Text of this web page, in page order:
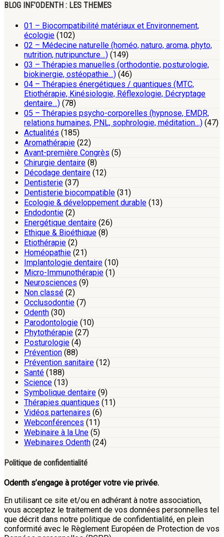
BLOG INF’ODENTH : LES THEMES
01 – Biocompatibilité matériaux et Environnement,
écologie (102)
02 – Médecine naturelle (homéo, naturo, aroma, phyto,
nutrition, nutripuncture…) (149)
03 – Thérapies manuelles (orthodontie, posturologie,
biokinergie, ostéopathie…) (46)
04 – Thérapies énergétiques / quantiques (MTC,
Etiothérapie, Kinésiologie, Réflexologie, Décryptage
dentaire…) (78)
05 – Thérapies psycho-corporelles (hypnose, EMDR,
relations humaines, PNL, sophrologie, méditation…) (47)
Actualités (185)
Aromathérapie (22)
Avant-première Congrès (5)
Chirurgie dentaire (8)
Décodage dentaire (12)
Dentisterie (37)
Dentisterie biocompatible (31)
Ecologie & développement durable (13)
Endodontie (2)
Energétique dentaire (26)
Ethique & Bioéthique (8)
Etiothérapie (2)
Homéopathie (21)
Implantologie dentaire (10)
Micro-Immunothérapie (1)
Neurosciences (9)
Non classé (2)
Occlusodontie (7)
Odenth (30)
Parodontologie (10)
Phytothérapie (27)
Posturologie (4)
Prévention (88)
Prévention sanitaire (12)
Santé (188)
Science (13)
Symbolique dentaire (9)
Thérapies quantiques (11)
Vidéos partenaires (6)
Webconférences (11)
Webinaire à la Une (5)
Webinaires Odenth (24)
Politique de confidentialité
Odenth s’engage à protéger votre vie privée.
En utilisant ce site et/ou en adhérant à notre association,
vous acceptez le traitement de vos données personnelles tel
que décrit dans notre politique de confidentialité, en plein
conformité avec le Règlement Européen de Protection de vos